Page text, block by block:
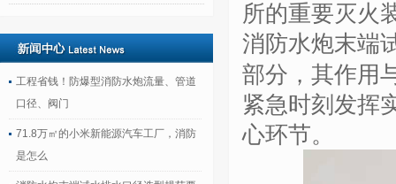
工程省钱！防爆型消防水炮流量、管道
口径、阀门
71.8万㎡的小米新能源汽车工厂，消防
是怎么
所的重要灭火
消防水炮末端
部分，其作用
紧急时刻发挥
心环节。